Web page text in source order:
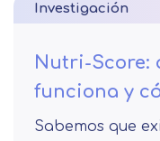
Investigación
Nutri-Score:
funciona y
Sabemos que